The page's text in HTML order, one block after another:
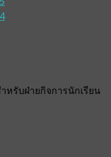
หรับฝ่ายกิจการนักเรียน